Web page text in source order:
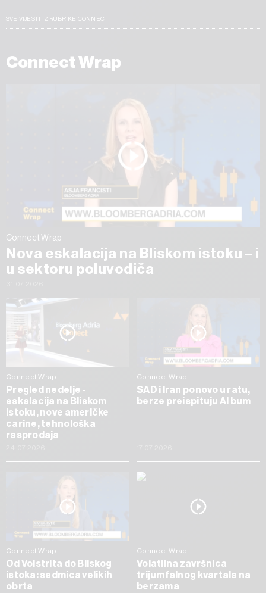
SVE VIJESTI IZ RUBRIKE CONNECT
Connect Wrap
Connect Wrap
Nova eskalacija na Bliskom istoku – i
u sektoru poluvodiča
Connect Wrap
Pregled nedelje -
eskalacija na Bliskom
istoku, nove američke
carine, tehnološka
rasprodaja
Connect Wrap
SAD i Iran ponovo u ratu,
berze preispituju AI bum
Connect Wrap
Od Volstrita do Bliskog
istoka: sedmica velikih
obrta
Connect Wrap
Volatilna završnica
trijumfalnog kvartala na
berzama